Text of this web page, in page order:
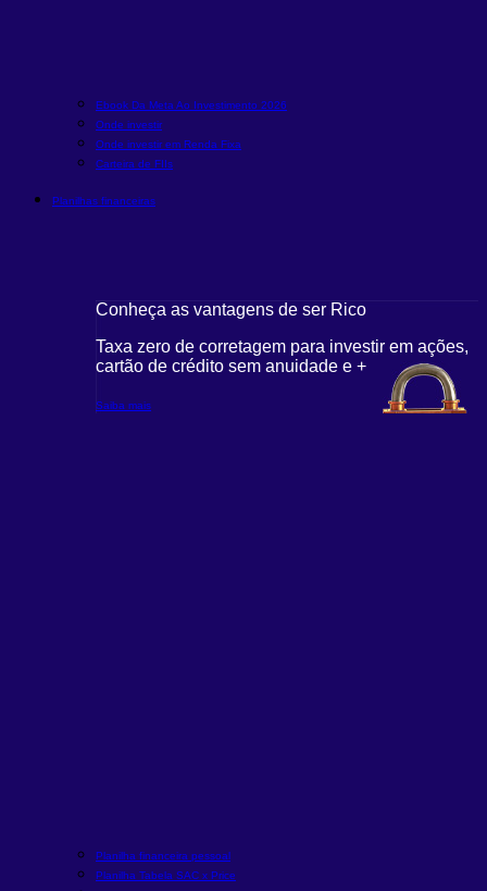
Ebook Da Meta Ao Investimento 2026
Onde investir
Onde investir em Renda Fixa
Carteira de FIIs
Planilhas financeiras
Conheça as vantagens de ser Rico
Taxa zero de corretagem para investir em ações,
cartão de crédito sem anuidade e +
Saiba mais
Planilha financeira pessoal
Planilha Tabela SAC x Price